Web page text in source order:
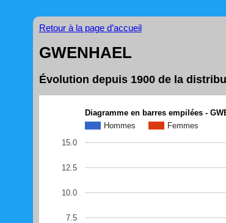
Retour à la page d’accueil
GWENHAEL
Évolution depuis 1900 de la
Diagramme en barres empilées -
Hommes
Femmes
7.5
10.0
12.5
15.0